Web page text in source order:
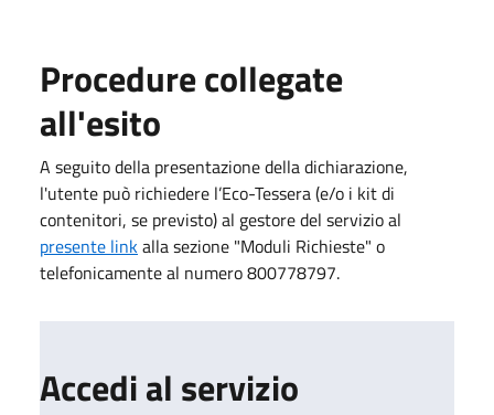
Procedure collegate
all'esito
A seguito della presentazione della dichiarazione,
l'utente può richiedere l’Eco-Tessera (e/o i kit di
contenitori, se previsto) al gestore del servizio al
presente linkalla sezione "Moduli Richieste" o
telefonicamente al numero 800778797.
Accedi al servizio